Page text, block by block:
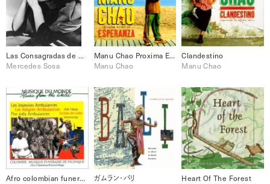
Las Consagradas de Atahualpa y Mercedes
Mercedes Sosa
Manu Chao Proxima Estacion: Esperanza
Manu Chao
Clandestino
Manu Chao
Afro colombian funeral music : Batata, el legado del Palenque [Disc 1] ガムラン・バリ Heart Of The Forest